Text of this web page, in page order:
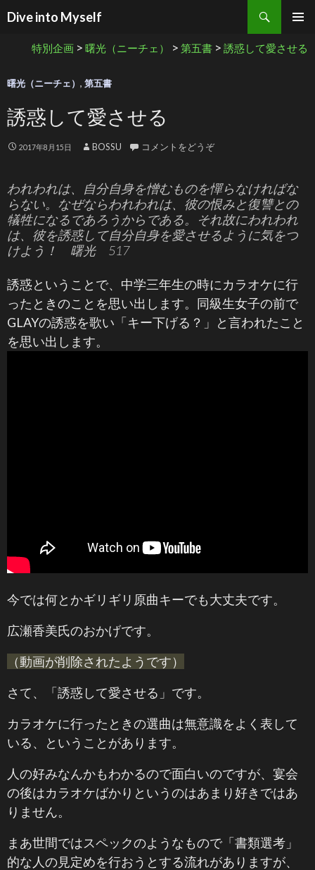
Dive into Myself
検索
特別企画 > 曙光（ニーチェ） > 第五書 > 誘惑して愛させる
曙光（ニーチェ） , 第五書
誘惑して愛させる
2017年8月15日 BOSSU コメントをどうぞ
われわれは、自分自身を憎むものを憚らなければな
らない。なぜならわれわれは、彼の恨みと復讐との
犠牲になるであろうからである。それ故にわれわれ
は、彼を誘惑して自分自身を愛させるように気をつ
けよう！ 曙光 517
誘惑ということで、中学三年生の時にカラオケに行
ったときのことを思い出します。同級生女子の前で
GLAYの誘惑を歌い「キー下げる？」と言われたこと
を思い出します。
今では何とかギリギリ原曲キーでも大丈夫です。
広瀬香美氏のおかげです。
（動画が削除されたようです）
さて、「誘惑して愛させる」です。
カラオケに行ったときの選曲は無意識をよく表して
いる、ということがあります。
人の好みなんかもわかるので面白いのですが、宴会
の後はカラオケばかりというのはあまり好きではあ
りません。
まあ世間ではスペックのようなもので「書類選考」
的な人の見定めを行おうとする流れがありますが、